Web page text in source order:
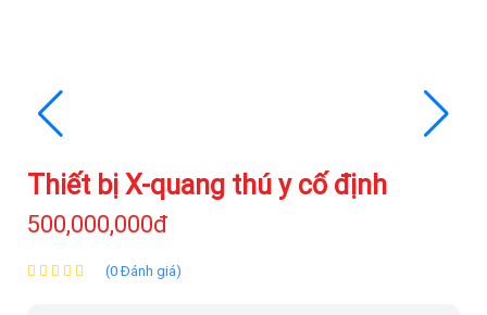
Thiết bị X-quang thú y cố định
500,000,000đ
(0 Đánh giá)